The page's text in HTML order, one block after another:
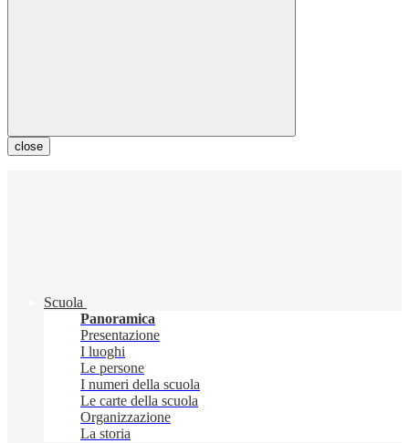
close
Scuola
Panoramica
Presentazione
I luoghi
Le persone
I numeri della scuola
Le carte della scuola
Organizzazione
La storia